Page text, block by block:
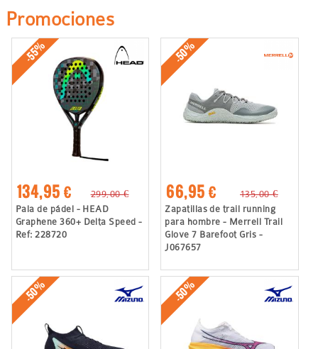
Promociones
-55%
134,95 €
299,00 €
Pala de pádel - HEAD
Graphene 360+ Delta Speed -
Ref: 228720
-50%
66,95 €
135,00 €
Zapatillas de trail running
para hombre - Merrell Trail
Glove 7 Barefoot Gris -
J067657
-50% -50%